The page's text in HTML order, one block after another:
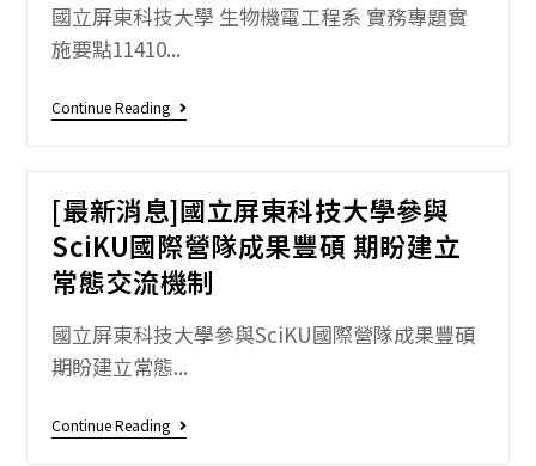
國立屏東科技大學 生物機電工程系 實務專題實
施要點11410...
Continue Reading
[最新消息]國立屏東科技大學參與
SciKU國際營隊成果豐碩 期盼建立
常態交流機制
國立屏東科技大學參與SciKU國際營隊成果豐碩
期盼建立常態...
Continue Reading